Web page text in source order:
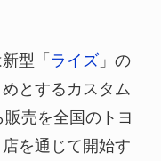
型「ライズ」の
とするカスタム
売を全国のトヨ
を通じて開始す